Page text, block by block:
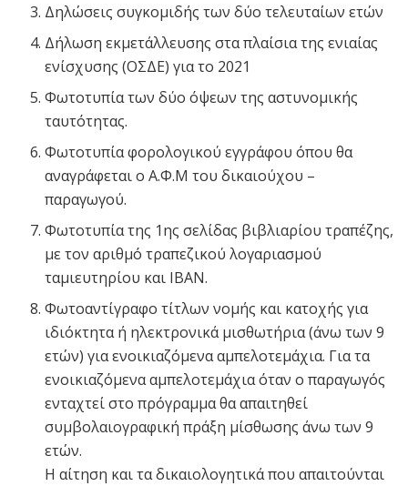
Δηλώσεις συγκομιδής των δύο τελευταίων ετών
Δήλωση εκμετάλλευσης στα πλαίσια της ενιαίας
ενίσχυσης (ΟΣΔΕ) για το 2021
Φωτοτυπία των δύο όψεων της αστυνομικής
ταυτότητας.
Φωτοτυπία φορολογικού εγγράφου όπου θα
αναγράφεται ο Α.Φ.Μ του δικαιούχου –
παραγωγού.
Φωτοτυπία της 1ης σελίδας βιβλιαρίου τραπέζης,
με τον αριθμό τραπεζικού λογαριασμού
ταμιευτηρίου και IBAN.
Φωτοαντίγραφο τίτλων νομής και κατοχής για
ιδιόκτητα ή ηλεκτρονικά μισθωτήρια (άνω των 9
ετών) για ενοικιαζόμενα αμπελοτεμάχια. Για τα
ενοικιαζόμενα αμπελοτεμάχια όταν ο παραγωγός
ενταχτεί στο πρόγραμμα θα απαιτηθεί
συμβολαιογραφική πράξη μίσθωσης άνω των 9
ετών.
Η αίτηση και τα δικαιολογητικά που απαιτούνται